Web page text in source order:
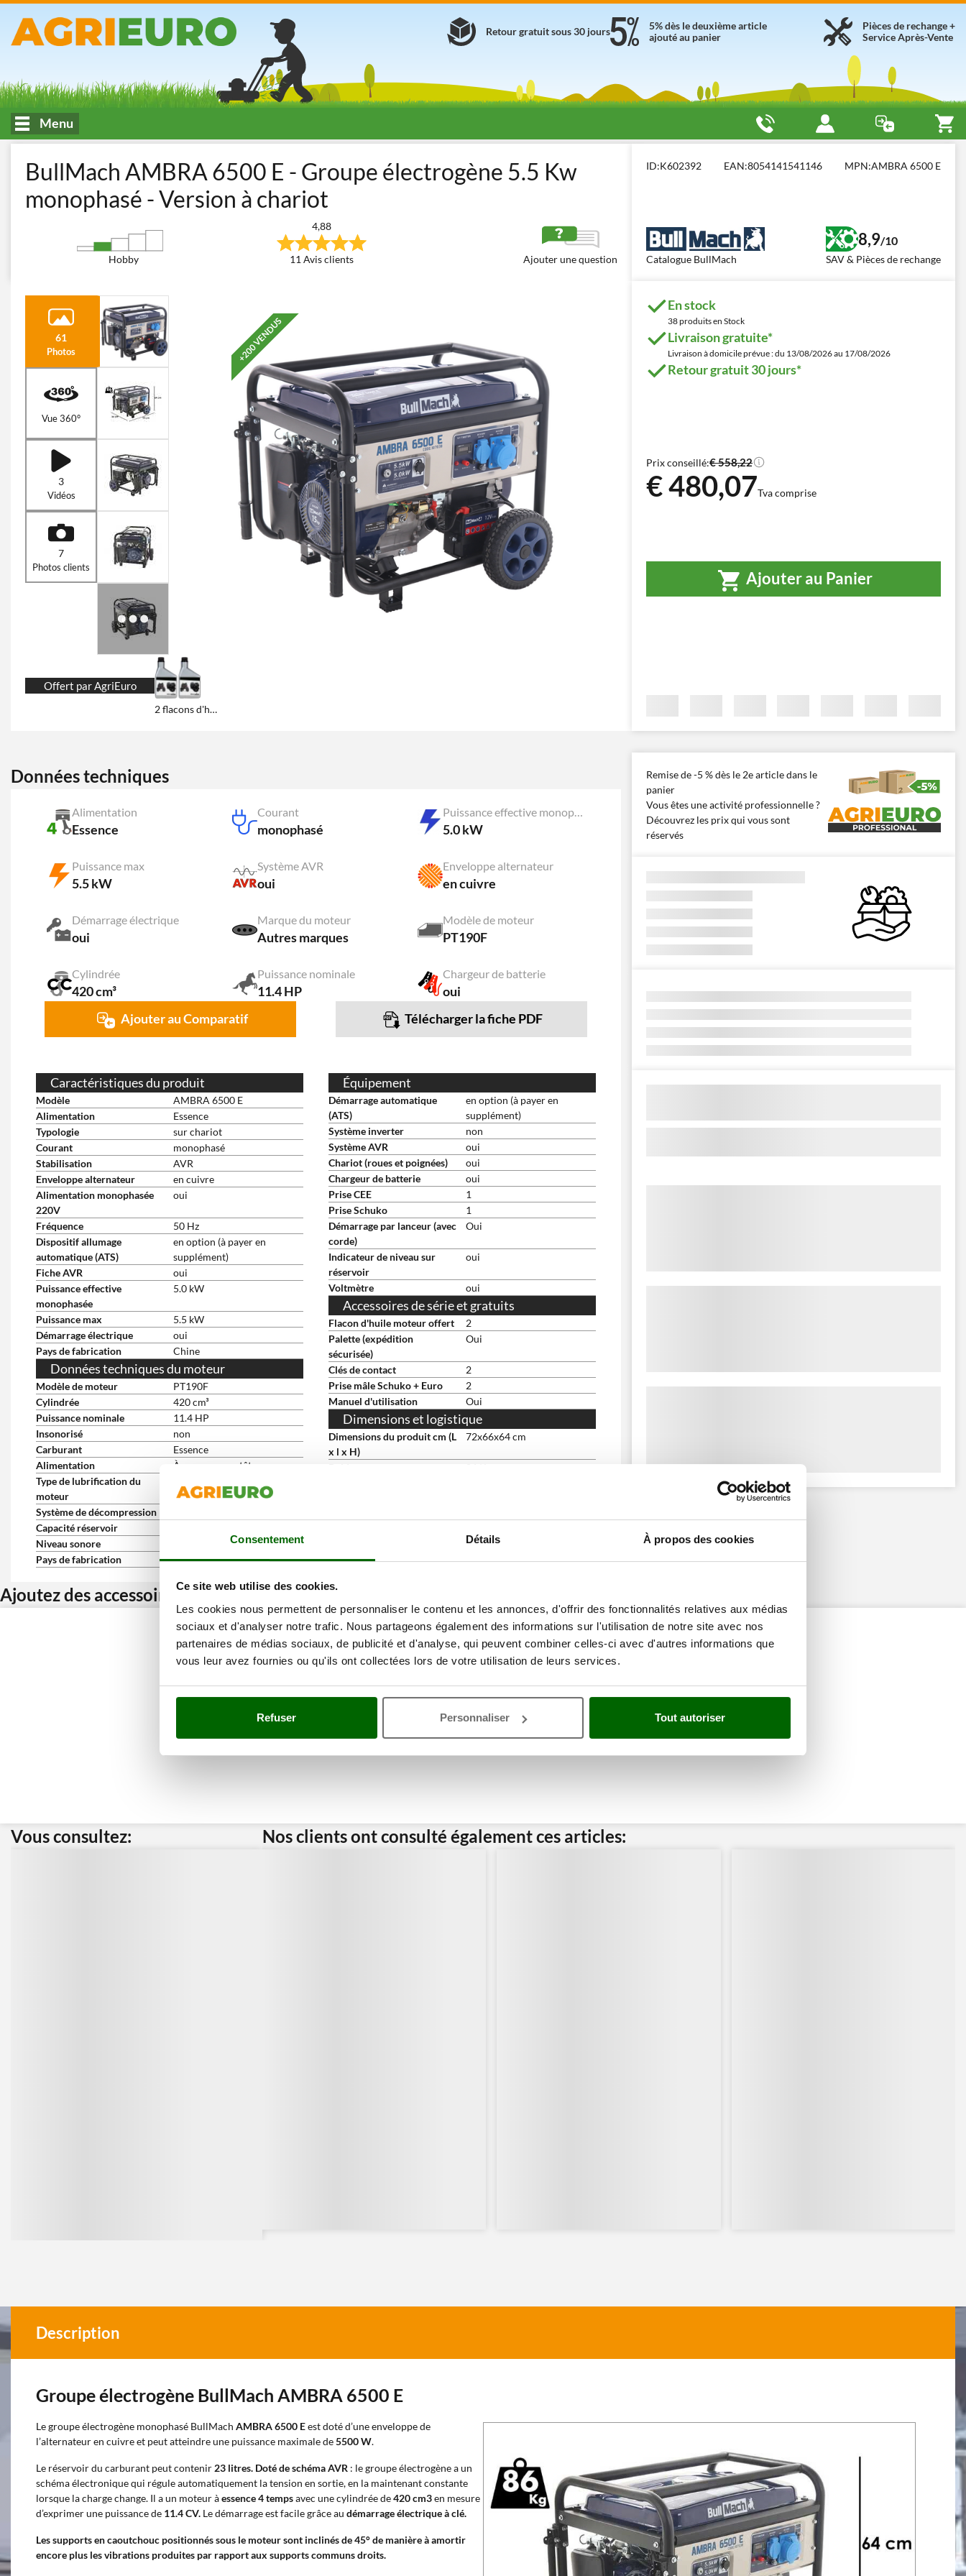
Consentement Détails À propos des cookies
Ce site web utilise des cookies.
Les cookies nous permettent de personnaliser le contenu et les annonces, d'offrir des fonctionnalités relatives aux médias
sociaux et d'analyser notre trafic. Nous partageons également des informations sur l'utilisation de notre site avec nos
partenaires de médias sociaux, de publicité et d'analyse, qui peuvent combiner celles-ci avec d'autres informations que
vous leur avez fournies ou qu'ils ont collectées lors de votre utilisation de leurs services.
Refuser Personnaliser Tout autoriser
Pièces de rechange +
Service Après-Vente
5% dès le deuxième article
ajouté au panier
Retour gratuit sous 30 jours
Menu
BullMach AMBRA 6500 E - Groupe électrogène 5.5 Kw
monophasé - Version à chariot
Hobby
4,88
11 Avis clients Ajouter une question
ID:K602392 EAN:8054141541146 MPN:AMBRA 6500 E
Catalogue BullMach
8,9/10
SAV & Pièces de rechange
61
Photos
Vue 360°
3
Vidéos
7
Photos clients
+200 VENDUS
Offert par AgriEuro
2 flacons d'huile de 600 ml
En stock
38 produits en Stock
Livraison gratuite*
Livraison à domicile prévue : du 13/08/2026 au 17/08/2026
Retour gratuit 30 jours*
Prix conseillé:€ 558,22
€ 480,07Tva comprise
Ajouter au Panier
Données techniques
Alimentation
Essence
Courant
monophasé
Puissance effective monophasée
5.0 kW
Puissance max
5.5 kW
Système AVR
oui
Enveloppe alternateur
en cuivre
Démarrage électrique
oui
Marque du moteur
Autres marques
Modèle de moteur
PT190F
Cylindrée
420 cm³
Puissance nominale
11.4 HP
Chargeur de batterie
oui
Ajouter au Comparatif Télécharger la fiche PDF
Caractéristiques du produit
Modèle
AMBRA 6500 E
Alimentation
Essence
Typologie
sur chariot
Courant
monophasé
Stabilisation
AVR
Enveloppe alternateur
en cuivre
Alimentation monophasée
220V
oui
Fréquence
50 Hz
Dispositif allumage
automatique (ATS)
en option (à payer en
supplément)
Fiche AVR
oui
Puissance effective
monophasée
5.0 kW
Puissance max
5.5 kW
Démarrage électrique
oui
Pays de fabrication
Chine
Données techniques du moteur
Modèle de moteur
PT190F
Cylindrée
420 cm³
Puissance nominale
11.4 HP
Insonorisé
non
Carburant
Essence
Alimentation
À soupapes en tête
Type de lubrification du
moteur
Système de décompression
Capacité réservoir
Niveau sonore
Pays de fabrication
Chine
Équipement
Démarrage automatique
(ATS)
en option (à payer en
supplément)
Système inverter
non
Système AVR
oui
Chariot (roues et poignées)
oui
Chargeur de batterie
oui
Prise CEE
1
Prise Schuko
1
Démarrage par lanceur (avec
corde)
Oui
Indicateur de niveau sur
réservoir
oui
Voltmètre oui
Accessoires de série et gratuits
Flacon d'huile moteur offert
2
Palette (expédition
sécurisée)
Oui
Clés de contact
2
Prise mâle Schuko + Euro
2
Manuel d'utilisation
Oui
Dimensions et logistique
Dimensions du produit cm (L
x l x H)
72x66x64 cm
15 minutes
Remise de -5 % dès le 2e article dans le
panier
Vous êtes une activité professionnelle ?
Découvrez les prix qui vous sont
réservés
Ajoutez des accessoires et bénéficiez d’une remise
Vous consultez: Nos clients ont consulté également ces articles:
Description
Groupe électrogène BullMach AMBRA 6500 E
Le groupe électrogène monophasé BullMach AMBRA 6500 Eest doté d’une enveloppe de
l’alternateur en cuivre et peut atteindre une puissance maximale de5500 W.
Le réservoir du carburant peut contenir 23 litres. Doté de schéma AVR : le groupe électrogène a un
schéma électronique qui régule automatiquement la tension en sortie, en la maintenant constante
lorsque la charge change. Il a un moteur àessence 4 tempsavec une cylindrée de420 cm3en mesure
d’exprimer une puissance de 11.4CV. Le démarrage est facile grâce au démarrage électrique à clé.
Les supports en caoutchouc positionnés sous le moteur sont inclinés de 45° de manière à amortir
encore plus les vibrations produites par rapport aux supports communs droits.